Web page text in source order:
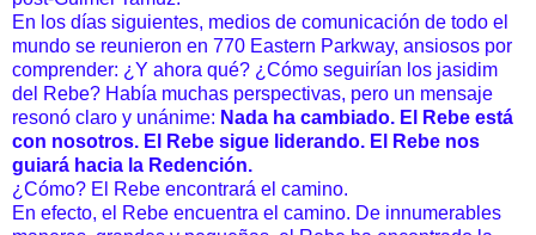
En los días siguientes, medios de comunicación de todo el
mundo se reunieron en 770 Eastern Parkway, ansiosos por
comprender: ¿Y ahora qué? ¿Cómo seguirían los jasidim
del Rebe? Había muchas perspectivas, pero un mensaje
resonó claro y unánime: Nada ha cambiado. El Rebe está
con nosotros. El Rebe sigue liderando. El Rebe nos
guiará hacia la Redención.
¿Cómo? El Rebe encontrará el camino.
En efecto, el Rebe encuentra el camino. De innumerables